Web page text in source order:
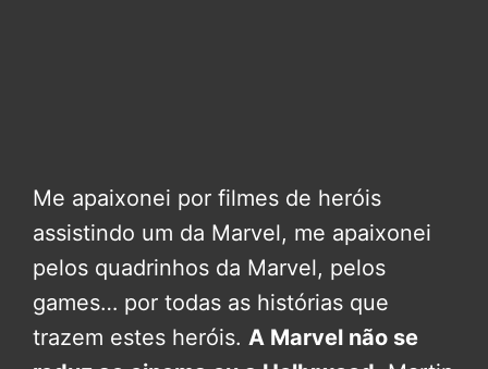
Me apaixonei por filmes de heróis
assistindo um da Marvel, me apaixonei
pelos quadrinhos da Marvel, pelos
games… por todas as histórias que
trazem estes heróis. A Marvel não se